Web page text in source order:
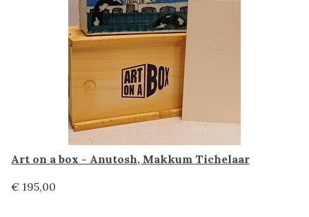
Art on a box - Anutosh, Makkum Tichelaar
€ 195,00